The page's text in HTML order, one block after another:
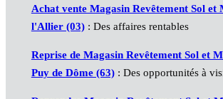
Achat vente Magasin Revêtement Sol et
l'Allier (03): Des affaires rentables
Reprise de Magasin Revêtement Sol et
Puy de Dôme (63): Des opportunités à